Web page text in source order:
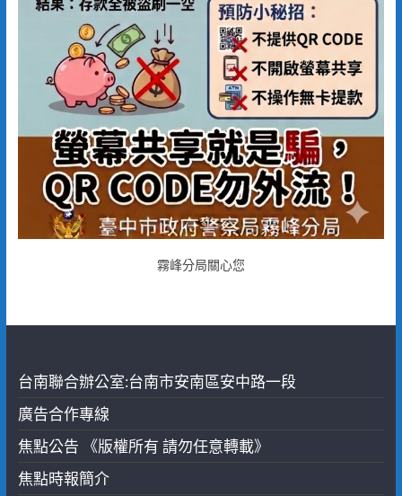
霧峰分局關心您
台南聯合辦公室:台南市安南區安中路一段
廣告合作專線
焦點公告 《版權所有 請勿任意轉載》
焦點時報簡介